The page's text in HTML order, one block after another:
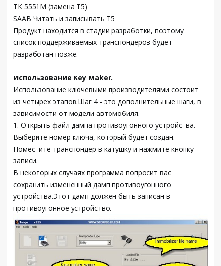
ТК 5551М (замена Т5)
SAAB Читать и записывать T5
Продукт находится в стадии разработки, поэтому
список поддерживаемых транспондеров будет
разработан позже.
Использование Key Maker.
Использование ключевыми производителями состоит
из четырех этапов.Шаг 4 - это дополнительные шаги, в
зависимости от модели автомобиля.
1. Открыть файл дампа противоугонного устройства.
Выберите номер ключа, который будет создан.
Поместите транспондер в катушку и нажмите кнопку
записи.
В некоторых случаях программа попросит вас
сохранить измененный дамп противоугонного
устройства.Этот дамп должен быть записан в
противоугонное устройство.